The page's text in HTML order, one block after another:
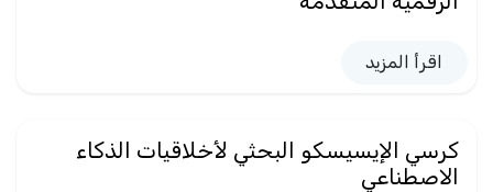
اقرأ المزيد
كرسي الإيسيسكو البحثي لأخلاقيات الذكاء
الاصطناعي